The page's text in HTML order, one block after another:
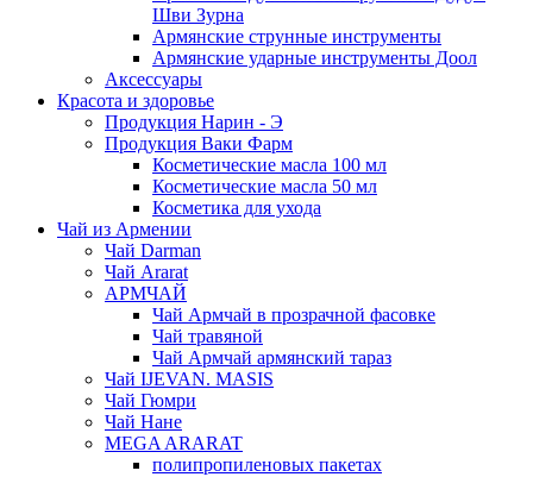
Шви Зурна
Армянские струнные инструменты
Армянские ударные инструменты Доол
Аксессуары
Красота и здоровье
Продукция Нарин - Э
Продукция Ваки Фарм
Косметические масла 100 мл
Косметические масла 50 мл
Косметика для ухода
Чай из Армении
Чай Darman
Чай Ararat
АРМЧАЙ
Чай Армчай в прозрачной фасовке
Чай травяной
Чай Армчай армянский тараз
Чай IJEVAN. MASIS
Чай Гюмри
Чай Нане
MEGA ARARAT
полипропиленовых пакетах